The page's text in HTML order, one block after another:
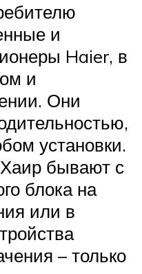
и
Haier, в
и
Они
установки.
бывают с
блока на
или в
– только